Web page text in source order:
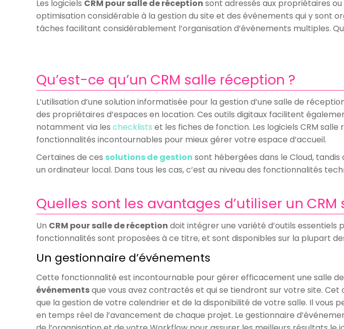
Les logiciels CRM pour salle de réception sont adressés aux propriétaires
optimisation considérable à la gestion du site et des événements qui y sont
tâches facilitant considérablement l’organisation d’événements multiples.
Qu’est-ce qu’un CRM salle réception ?
L’utilisation d’une solution informatisée pour la gestion d’une salle de
des propriétaires d’espaces en location. Ces outils digitaux facilitent
notamment via les checklists et les fiches de fonction. Les logiciels CRM
fonctionnalités incontournables pour mieux gérer votre espace d’accueil.
Certaines de ces solutions de gestion sont hébergées dans le Cloud,
un ordinateur local. Dans tous les cas, c’est au niveau des fonctionnalités
Quelles sont les avantages d’utiliser un
Un CRM pour salle de réception doit intégrer une variété d’outils essentiels
fonctionnalités sont proposées à ce titre, et sont disponibles sur la plupart
Un gestionnaire d’événements
Cette fonctionnalité est incontournable pour gérer efficacement une salle
événementsque vous avez contractés et qui se tiendront sur votre site. Cet
que la gestion de votre calendrier et de la disponibilité de votre salle. Il vous
en temps réel de l’avancement de chaque projet. Le gestionnaire